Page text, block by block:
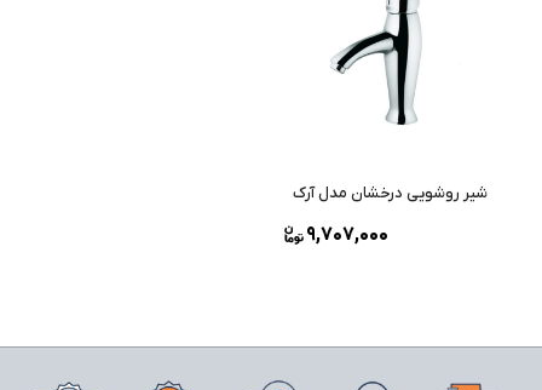
شیر روشویی درخشان مدل آرک
9,707,000